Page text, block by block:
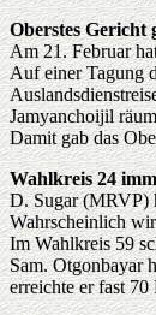
Oberstes Gericht
Am 21. Februar
Auf einer Tagung
Jamyanchoijil
Damit gab das
Wahlkreis 24
D. Sugar (MRVP)
Wahrscheinlich
Im Wahlkreis 59
Sam. Otgonbayar
erreichte er fast